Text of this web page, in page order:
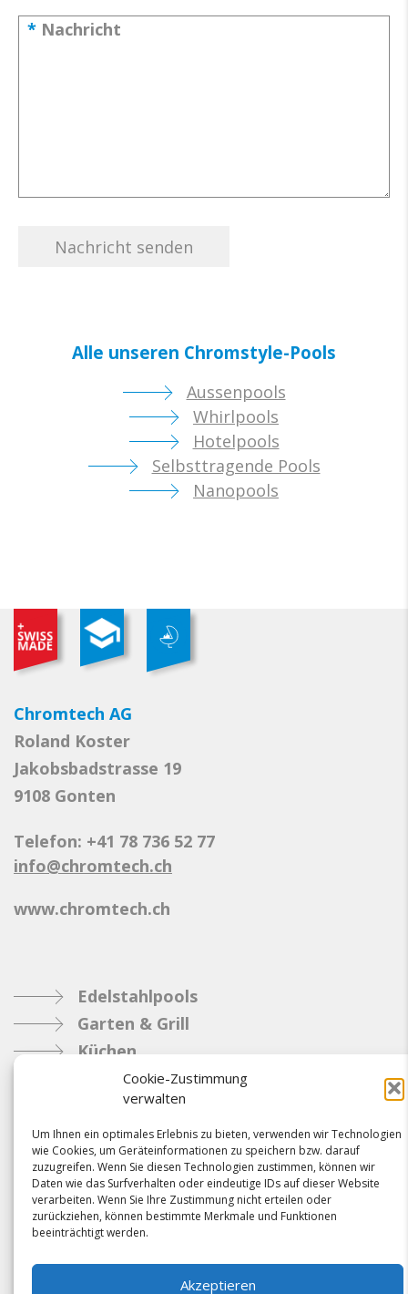
Cookie-Zustimmung
verwalten
Um Ihnen ein optimales Erlebnis zu bieten, verwenden wir Technologien
wie Cookies, um Geräteinformationen zu speichern bzw. darauf
zuzugreifen. Wenn Sie diesen Technologien zustimmen, können wir
Daten wie das Surfverhalten oder eindeutige IDs auf dieser Website
verarbeiten. Wenn Sie Ihre Zustimmung nicht erteilen oder
zurückziehen, können bestimmte Merkmale und Funktionen
beeinträchtigt werden.
Akzeptieren
Nachricht
*
Alle unseren Chromstyle-Pools
Aussenpools
Whirlpools
Hotelpools
Selbsttragende Pools
Nanopools
Chromtech AG
Roland Koster
Jakobsbadstrasse 19
9108 Gonten
Telefon: +41 78 736 52 77
info@chromtech.ch
www.chromtech.ch
Edelstahlpools
Garten & Grill
Küchen
Metallbau
Industrie
Referenzen
News
Samacostyle.ch
Impressum
Kontakt